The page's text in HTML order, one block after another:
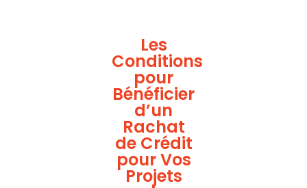
Les
Conditions
pour
Bénéficier
d’un
Rachat
de Crédit
pour Vos
Projets